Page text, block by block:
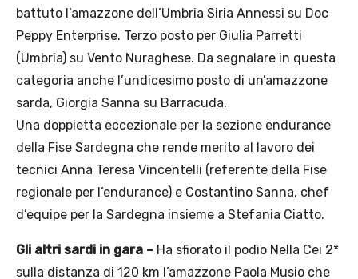
battuto l’amazzone dell’Umbria Siria Annessi su Doc
Peppy Enterprise. Terzo posto per Giulia Parretti
(Umbria) su Vento Nuraghese. Da segnalare in questa
categoria anche l’undicesimo posto di un’amazzone
sarda, Giorgia Sanna su Barracuda.
Una doppietta eccezionale per la sezione endurance
della Fise Sardegna che rende merito al lavoro dei
tecnici Anna Teresa Vincentelli (referente della Fise
regionale per l’endurance) e Costantino Sanna, chef
d’equipe per la Sardegna insieme a Stefania Ciatto.
Gli altri sardi in gara – Ha sfiorato il podio Nella Cei 2*
sulla distanza di 120 km l’amazzone Paola Musio che